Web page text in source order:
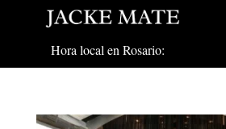
Hora local en Rosario: